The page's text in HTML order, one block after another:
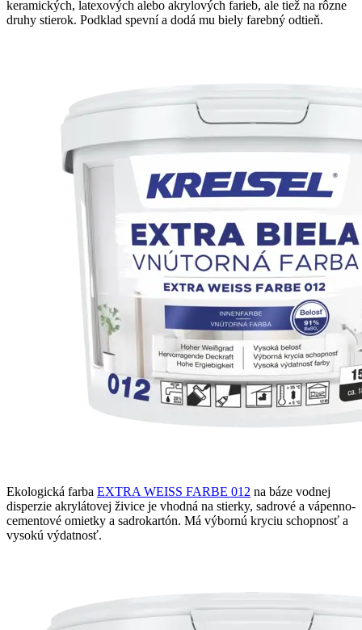
keramických, latexových alebo akrylových farieb, ale tiež na rôzne
druhy stierok. Podklad spevní a dodá mu biely farebný odtieň.
Ekologická farba EXTRA WEISS FARBE 012 na báze vodnej
disperzie akrylátovej živice je vhodná na stierky, sadrové a vápenno-
cementové omietky a sadrokartón. Má výbornú kryciu schopnosť a
vysokú výdatnosť.